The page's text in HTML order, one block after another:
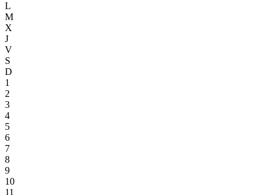
L
M
X
J
V
S
D
1
2
3
4
5
6
7
8
9
10
11